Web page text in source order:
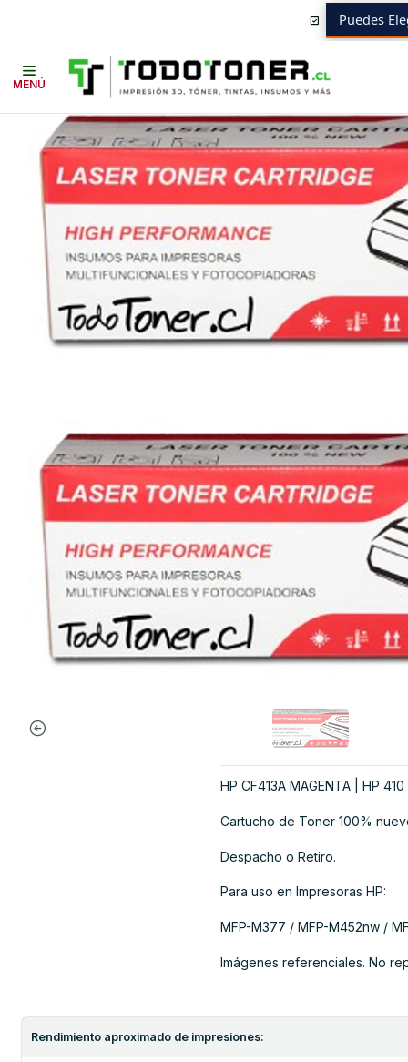
MENÚ
Puedes
Equipos HP MFP-
HP CF413A MAGENTA | HP
Cartucho de Toner 100%
Despacho o Retiro.
Para uso en Impresoras HP:
MFP-M377 / MFP-M452nw /
Imágenes referenciales. No
Rendimiento aproximado de impresiones: